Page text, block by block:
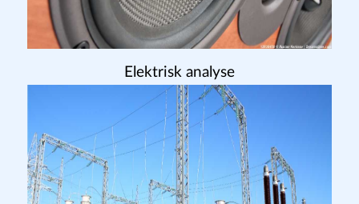
Elektrisk analyse